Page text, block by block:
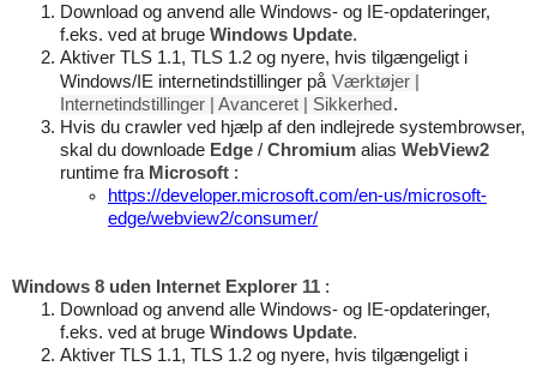
Download og anvend alle Windows- og IE-opdateringer,
f.eks. ved at bruge Windows Update.
Aktiver TLS 1.1, TLS 1.2 og nyere, hvis tilgængeligt i
Windows/IE internetindstillinger på Værktøjer |
Internetindstillinger | Avanceret | Sikkerhed .
Hvis du crawler ved hjælp af den indlejrede systembrowser,
skal du downloade Edge / Chromium alias WebView2
runtime fra Microsoft :
https://developer.microsoft.com/en-us/microsoft-
edge/webview2/consumer/
Windows 8 uden Internet Explorer 11 :
Download og anvend alle Windows- og IE-opdateringer,
f.eks. ved at bruge Windows Update.
Aktiver TLS 1.1, TLS 1.2 og nyere, hvis tilgængeligt i